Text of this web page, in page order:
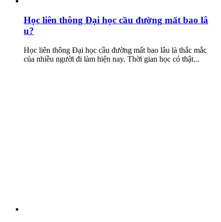
Học liên thông Đại học cầu đường mất bao lâ
u?
Học liên thông Đại học cầu đường mất bao lâu là thắc mắc
của nhiều người đi làm hiện nay. Thời gian học có thật...